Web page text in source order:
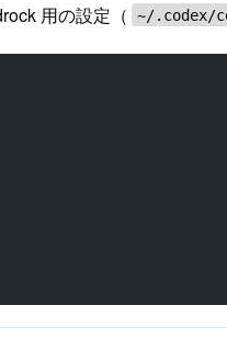
用の設定（ ~/.codex/